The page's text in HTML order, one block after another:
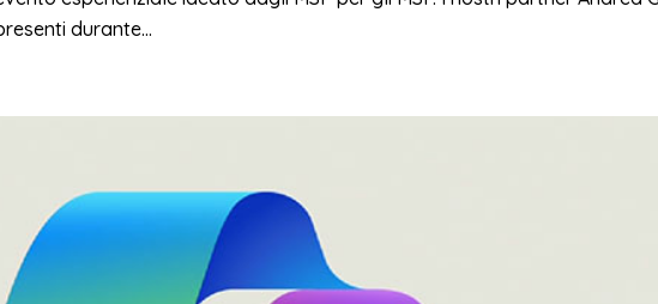
durante...